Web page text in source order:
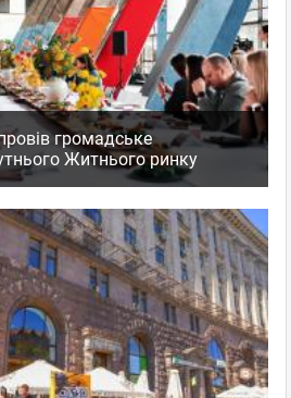
громадське
Житнього ринку